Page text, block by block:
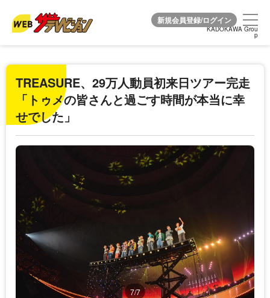
KADOKAWA Grou
p
KADOKAWA Grou
p
TREASURE、29万人動員初来日ツアー完走
「トゥメの皆さんと過ごす時間が本当に幸
せでした」
7/7